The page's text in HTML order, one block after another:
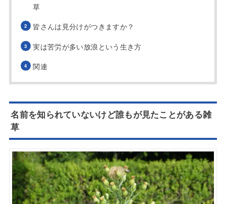
草
皆さんは見分けがつきますか？
実は苦労が多い放浪という生き方
関連
名前を知られていないけど誰もが見たことがある雑
草